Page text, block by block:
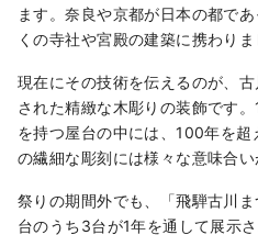
ます。奈良や京都が日本の都で
くの寺社や宮殿の建築に携わりま
現在にその技術を伝えるのが、
された精緻な木彫りの装飾です
を持つ屋台の中には、100年を
の繊細な彫刻には様々な意味合い
祭りの期間外でも、「飛騨古川
台のうち3台が1年を通して展示